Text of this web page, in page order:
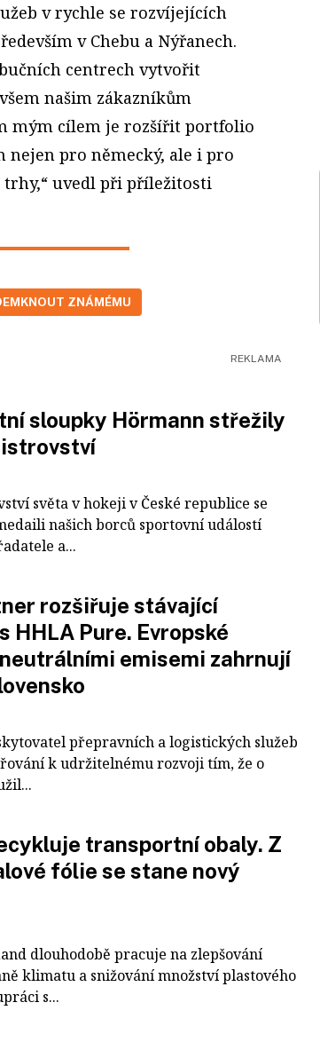
v rychle se rozvíjejících
v Chebu a Nýřanech.
centrech vytvořit
našim zákazníkům
mým cílem je rozšířit portfolio
nejen pro německý, ale i pro
trhy,“ uvedl při příležitosti
ZNÁMÉMU
sloupky Hörmann střežily
světa v hokeji v České republice se
našich borců sportovní událostí
a...
rozšiřuje stávající
HHLA Pure. Evropské
emisemi zahrnují
přepravních a logistických služeb
k udržitelnému rozvoji tím, že o
transportní obaly. Z
fólie se stane nový
dlouhodobě pracuje na zlepšování
klimatu a snižování množství plastového
s...